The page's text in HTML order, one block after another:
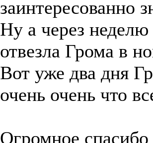
заинтересованно
Ну а через
отвезла Грома в
Вот уже два дня
очень очень что
Огромное